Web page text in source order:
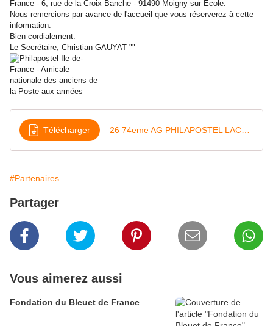
France - 6, rue de la Croix Banche - 91490 Moigny sur Ecole.
Nous remercions par avance de l'accueil que vous réserverez à cette
information.
Bien cordialement.
Le Secrétaire, Christian GAUYAT ""
Télécharger
#Partenaires
Partager
Vous aimerez aussi
Fondation du Bleuet de France